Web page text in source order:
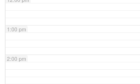
1:00 pm
2:00 pm